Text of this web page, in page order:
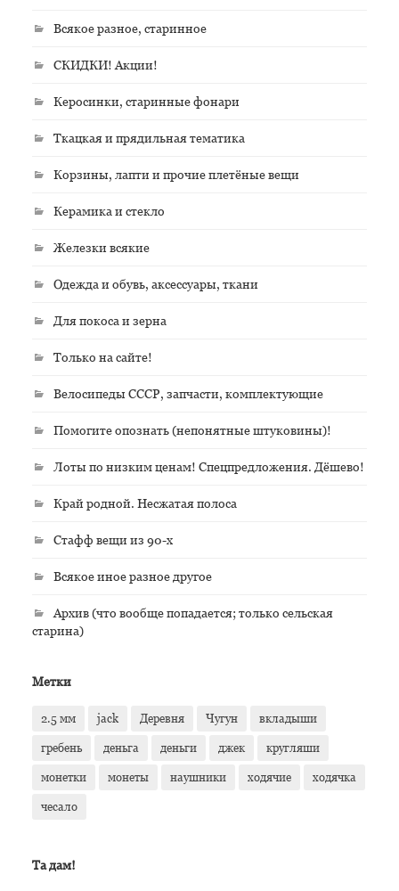
Всякое разное, старинное
СКИДКИ! Акции!
Керосинки, старинные фонари
Ткацкая и прядильная тематика
Корзины, лапти и прочие плетёные вещи
Керамика и стекло
Железки всякие
Одежда и обувь, аксессуары, ткани
Для покоса и зерна
Только на сайте!
Велосипеды СССР, запчасти, комплектующие
Помогите опознать (непонятные штуковины)!
Лоты по низким ценам! Спецпредложения. Дёшево!
Край родной. Несжатая полоса
Стафф вещи из 90-х
Всякое иное разное другое
Архив (что вообще попадается; только сельская
старина)
Метки
2.5 мм jack Деревня Чугун вкладыши
гребень деньга деньги джек кругляши
монетки монеты наушники ходячие ходячка
чесало
Та дам!